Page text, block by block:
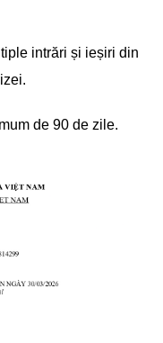
intrări și ieșiri din
de 90 de zile.